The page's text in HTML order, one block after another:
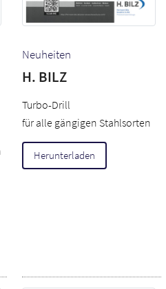
Neuheiten
H. BILZ
Turbo-Drill
für alle gängigen Stahlsorten
Herunterladen